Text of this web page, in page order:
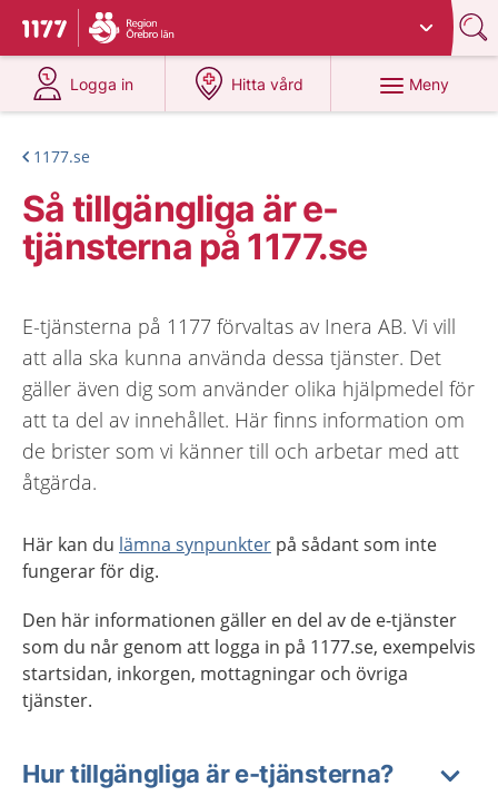
Till startsidan för 1177
Du har valt region
Logga in
på 1177.se
Hitta vård
på 1177.se
Meny
1177.se
Så tillgängliga är e-
tjänsterna på 1177.se
E-tjänsterna på 1177 förvaltas av Inera AB. Vi vill
att alla ska kunna använda dessa tjänster. Det
gäller även dig som använder olika hjälpmedel för
att ta del av innehållet. Här finns information om
de brister som vi känner till och arbetar med att
åtgärda.
Här kan du lämna synpunkter på sådant som inte
fungerar för dig.
Den här informationen gäller en del av de e-tjänster
som du når genom att logga in på 1177.se, exempelvis
startsidan, inkorgen, mottagningar och övriga
tjänster.
Hur tillgängliga är e-tjänsterna?